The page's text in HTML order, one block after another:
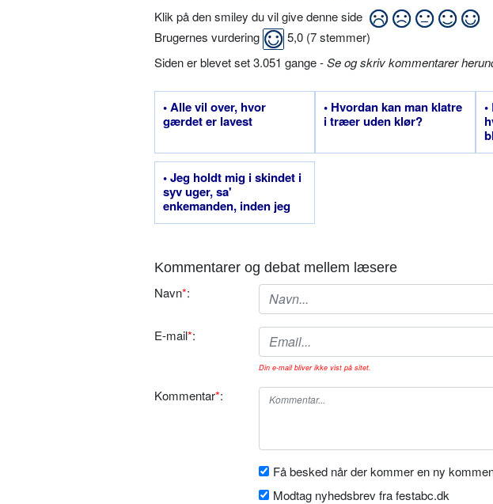
Klik på den smiley du vil give denne side
Brugernes vurdering
5,0 (7stemmer)
Siden er blevet set 3.051 gange -Se og skriv kommentarer
• Alle vil over, hvor
gærdet er lavest
• Hvordan kan man klatre
i træer uden klør?
• Jeg holdt mig i skindet i
syv uger, sa'
enkemanden, inden jeg
fandt en ny kone
Kommentarer og debat mellem læsere
Navn*:
E-mail*:
Din e-mail bliver ikke vist på sitet.
Kommentar*:
Få besked når der kommer en ny
Modtag nyhedsbrev fra festabc.dk